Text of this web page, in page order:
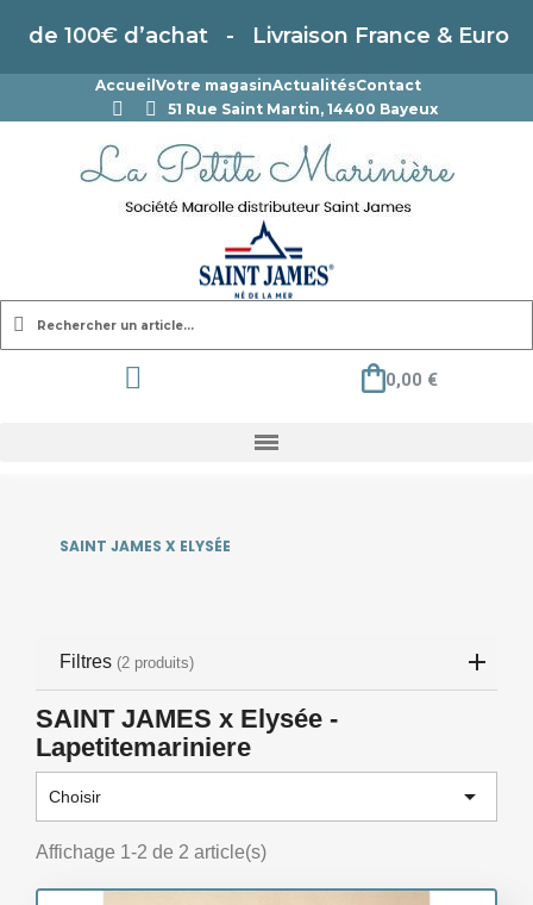
100€ d’achat - Livraison France & Europe
Accueil Votre magasinActualitésContact
51 Rue Saint Martin, 14400 Bayeux
0,00 €
SAINT JAMES X ELYSÉE
Filtres (2 produits)
SAINT JAMES x Elysée -
Lapetitemariniere
Choisir 
Affichage 1-2 de 2 article(s)